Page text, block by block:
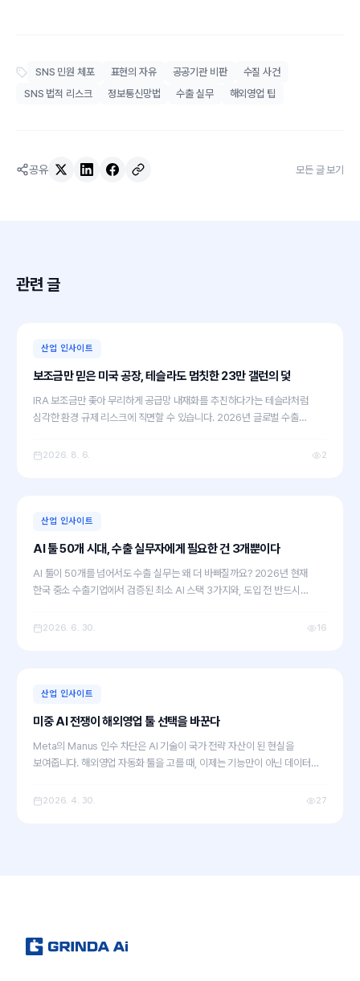
SNS 민원 체포 표현의 자유 공공기관 비판
수질 사건
SNS 법적 리스크
정보통신망법 수출 실무 해외영업 팁
공유 모든 글 보기
관련 글
산업 인사이트
보조금만 믿은 미국 공장, 테슬라도 멈칫한 23만 갤런의 덫
IRA 보조금만 좇아 무리하게 공급망 내재화를 추진하다가는 테슬라처럼
심각한 환경 규제 리스크에 직면할 수 있습니다. 2026년 글로벌 수출
팀의 시각으로 짚어봅니다.
2026. 8. 6. 2
산업 인사이트
AI 툴 50개 시대, 수출 실무자에게 필요한 건 3개뿐이다
AI 툴이 50개를 넘어서도 수출 실무는 왜 더 바빠질까요? 2026년 현재
한국 중소 수출기업에서 검증된 최소 AI 스택 3가지와, 도입 전 반드시
것보다 적게 쓰고 깊이 쓰는 것이 실무 ROI를 높입니다.
2026. 6. 30. 16
산업 인사이트
미중 AI 전쟁이 해외영업 툴 선택을 바꾼다
Meta의 Manus 인수 차단은 AI 기술이 국가 전략 자산이 된 현실을
보여줍니다. 해외영업 자동화 툴을 고를 때, 이제는 기능만이 아닌 데이터
정리했습니다.
2026. 4. 30. 27